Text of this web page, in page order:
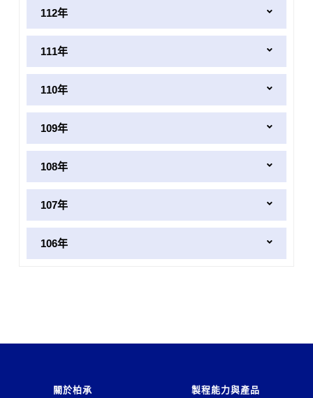
112年
111年
110年
109年
108年
107年
106年
關於柏承 製程能力與產品